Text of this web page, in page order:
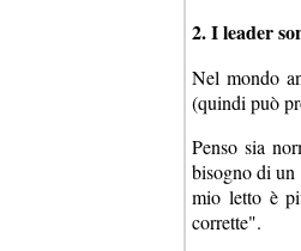
2. I leader
Nel mondo
(quindi può
Penso sia
bisogno di
mio letto è
corrette".